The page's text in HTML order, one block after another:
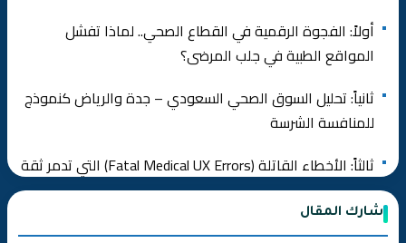
أولاً: الفجوة الرقمية في القطاع الصحي.. لماذا تفشل
المواقع الطبية في جلب المرضى؟
ثانياً: تحليل السوق الصحي السعودي – جدة والرياض كنموذج
للمنافسة الشرسة
ثالثاً: الأخطاء القاتلة (Fatal Medical UX Errors) التي تدمر ثقة
المريض
❌ خطأ 1: استخدام صور “ستوك” مزيفة للأطباء والمرضى
شارك المقال